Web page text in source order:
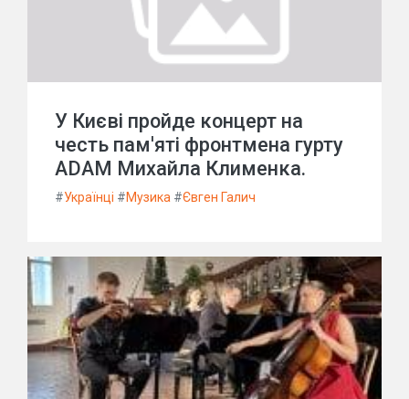
У Києві пройде концерт на
честь пам'яті фронтмена гурту
ADAM Михайла Клименка.
#Українці #Музика #Євген Галич